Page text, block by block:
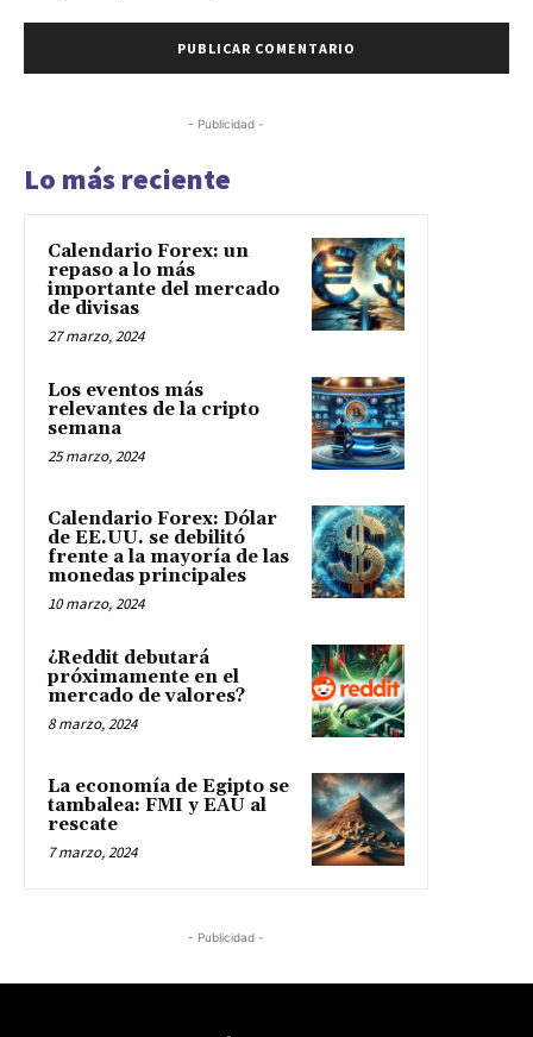
- Publicidad -
Lo más reciente
Calendario Forex: un
repaso a lo más
importante del mercado
de divisas
27 marzo, 2024
Los eventos más
relevantes de la cripto
semana
25 marzo, 2024
Calendario Forex: Dólar
de EE.UU. se debilitó
frente a la mayoría de las
monedas principales
10 marzo, 2024
¿Reddit debutará
próximamente en el
mercado de valores?
8 marzo, 2024
La economía de Egipto se
tambalea: FMI y EAU al
rescate
7 marzo, 2024
- Publicidad -